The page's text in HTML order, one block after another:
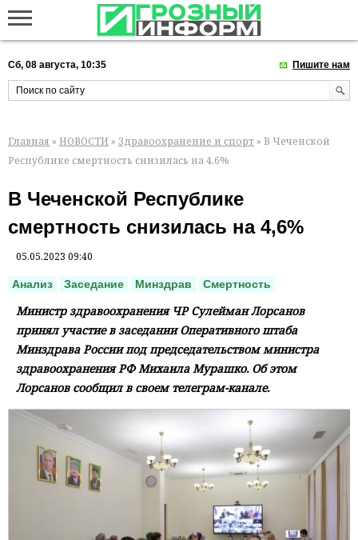
Сб, 08 августа, 10:35 Пишите нам
Главная » НОВОСТИ » Здравоохранение и спорт » В Чеченской
Республике смертность снизилась на 4,6%
В Чеченской Республике
смертность снизилась на 4,6%
05.05.2023 09:40
Анализ Заседание Минздрав Смертность
Министр здравоохранения ЧР Сулейман Лорсанов
принял участие в заседании Оперативного штаба
Минздрава России под председательством министра
здравоохранения РФ Михаила Мурашко. Об этом
Лорсанов сообщил в своем телеграм-канале.